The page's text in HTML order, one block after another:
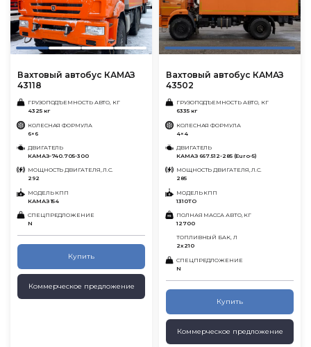
Вахтовый автобус КАМАЗ
43118
ГРУЗОПОДЪЕМНОСТЬ АВТО, КГ
4325 кг
КОЛЕСНАЯ ФОРМУЛА
6×6
ДВИГАТЕЛЬ
КАМАЗ-740.705-300
МОЩНОСТЬ ДВИГАТЕЛЯ, Л.С.
292
МОДЕЛЬ КПП
КАМАЗ 154
СПЕЦПРЕДЛОЖЕНИЕ
N
Купить
Коммерческое предложение
Вахтовый автобус КАМАЗ
43502
ГРУЗОПОДЪЕМНОСТЬ АВТО, КГ
6335 кг
КОЛЕСНАЯ ФОРМУЛА
4×4
ДВИГАТЕЛЬ
КАМАЗ 667.512-285 (Euro-5)
МОЩНОСТЬ ДВИГАТЕЛЯ, Л.С.
285
МОДЕЛЬ КПП
1310TO
ПОЛНАЯ МАССА АВТО, КГ
12700
ТОПЛИВНЫЙ БАК, Л
2х210
СПЕЦПРЕДЛОЖЕНИЕ
N
Купить
Коммерческое предложение